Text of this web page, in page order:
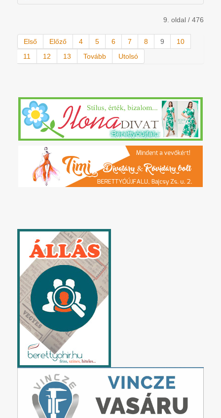
9. oldal / 476
Első Előző 4 5 6 7 8 9
10
11
12 13 Tovább Utolsó